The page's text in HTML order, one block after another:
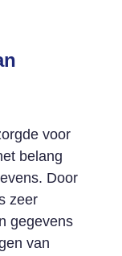
voor
belang
Door
zeer
gegevens
van